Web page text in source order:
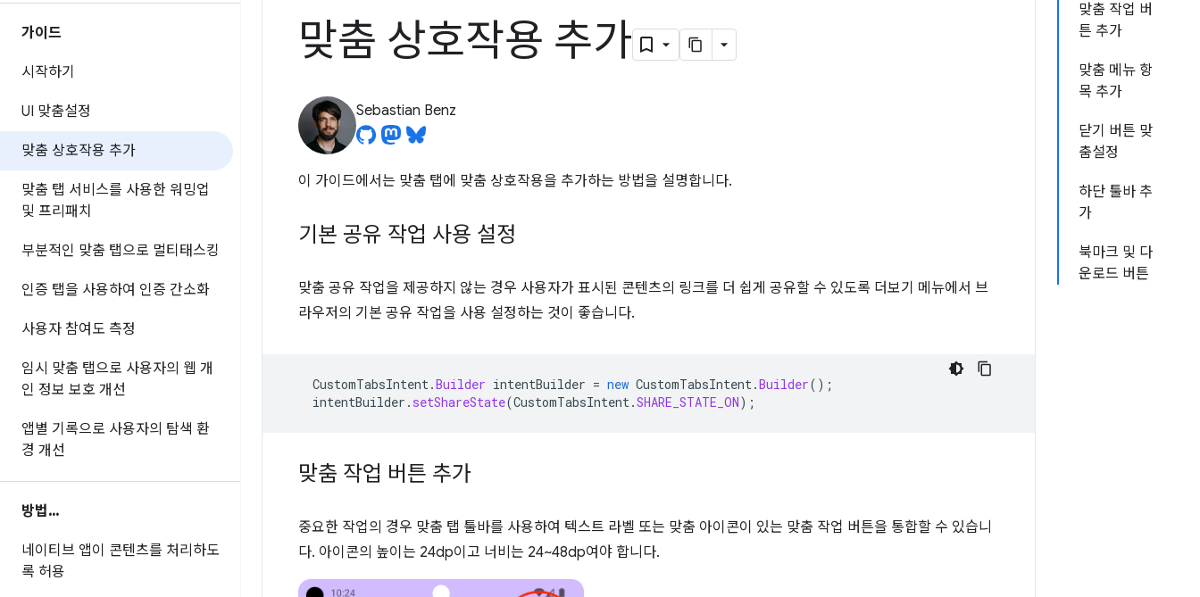
가이드
시작하기
UI 맞춤설정
맞춤 상호작용 추가
맞춤 탭 서비스를 사용한 워밍업
및 프리패치
부분적인 맞춤 탭으로 멀티태스킹
인증 탭을 사용하여 인증 간소화
사용자 참여도 측정
임시 맞춤 탭으로 사용자의 웹 개
인 정보 보호 개선
앱별 기록으로 사용자의 탐색 환
경 개선
방법...
네이티브 앱이 콘텐츠를 처리하도
록 허용
맞춤 작업 버
튼 추가
맞춤 메뉴 항
목 추가
닫기 버튼 맞
춤설정
하단 툴바 추
가
북마크 및 다
운로드 버튼
맞춤 상호작용 추가
Sebastian Benz
이 가이드에서는 맞춤 탭에 맞춤 상호작용을 추가하는 방법을 설명합니다.
기본 공유 작업 사용 설정
맞춤 공유 작업을 제공하지 않는 경우 사용자가 표시된 콘텐츠의 링크를 더 쉽게 공유할 수 있도록 더보기 메뉴에서 브
라우저의 기본 공유 작업을 사용 설정하는 것이 좋습니다.
CustomTabsIntent.Builder intentBuilder = new CustomTabsIntent.Builder();
intentBuilder . setShareState(CustomTabsIntent.SHARE_STATE_ON);
맞춤 작업 버튼 추가
중요한 작업의 경우 맞춤 탭 툴바를 사용하여 텍스트 라벨 또는 맞춤 아이콘이 있는 맞춤 작업 버튼을 통합할 수 있습니
다. 아이콘의 높이는 24dp이고 너비는 24~48dp여야 합니다.